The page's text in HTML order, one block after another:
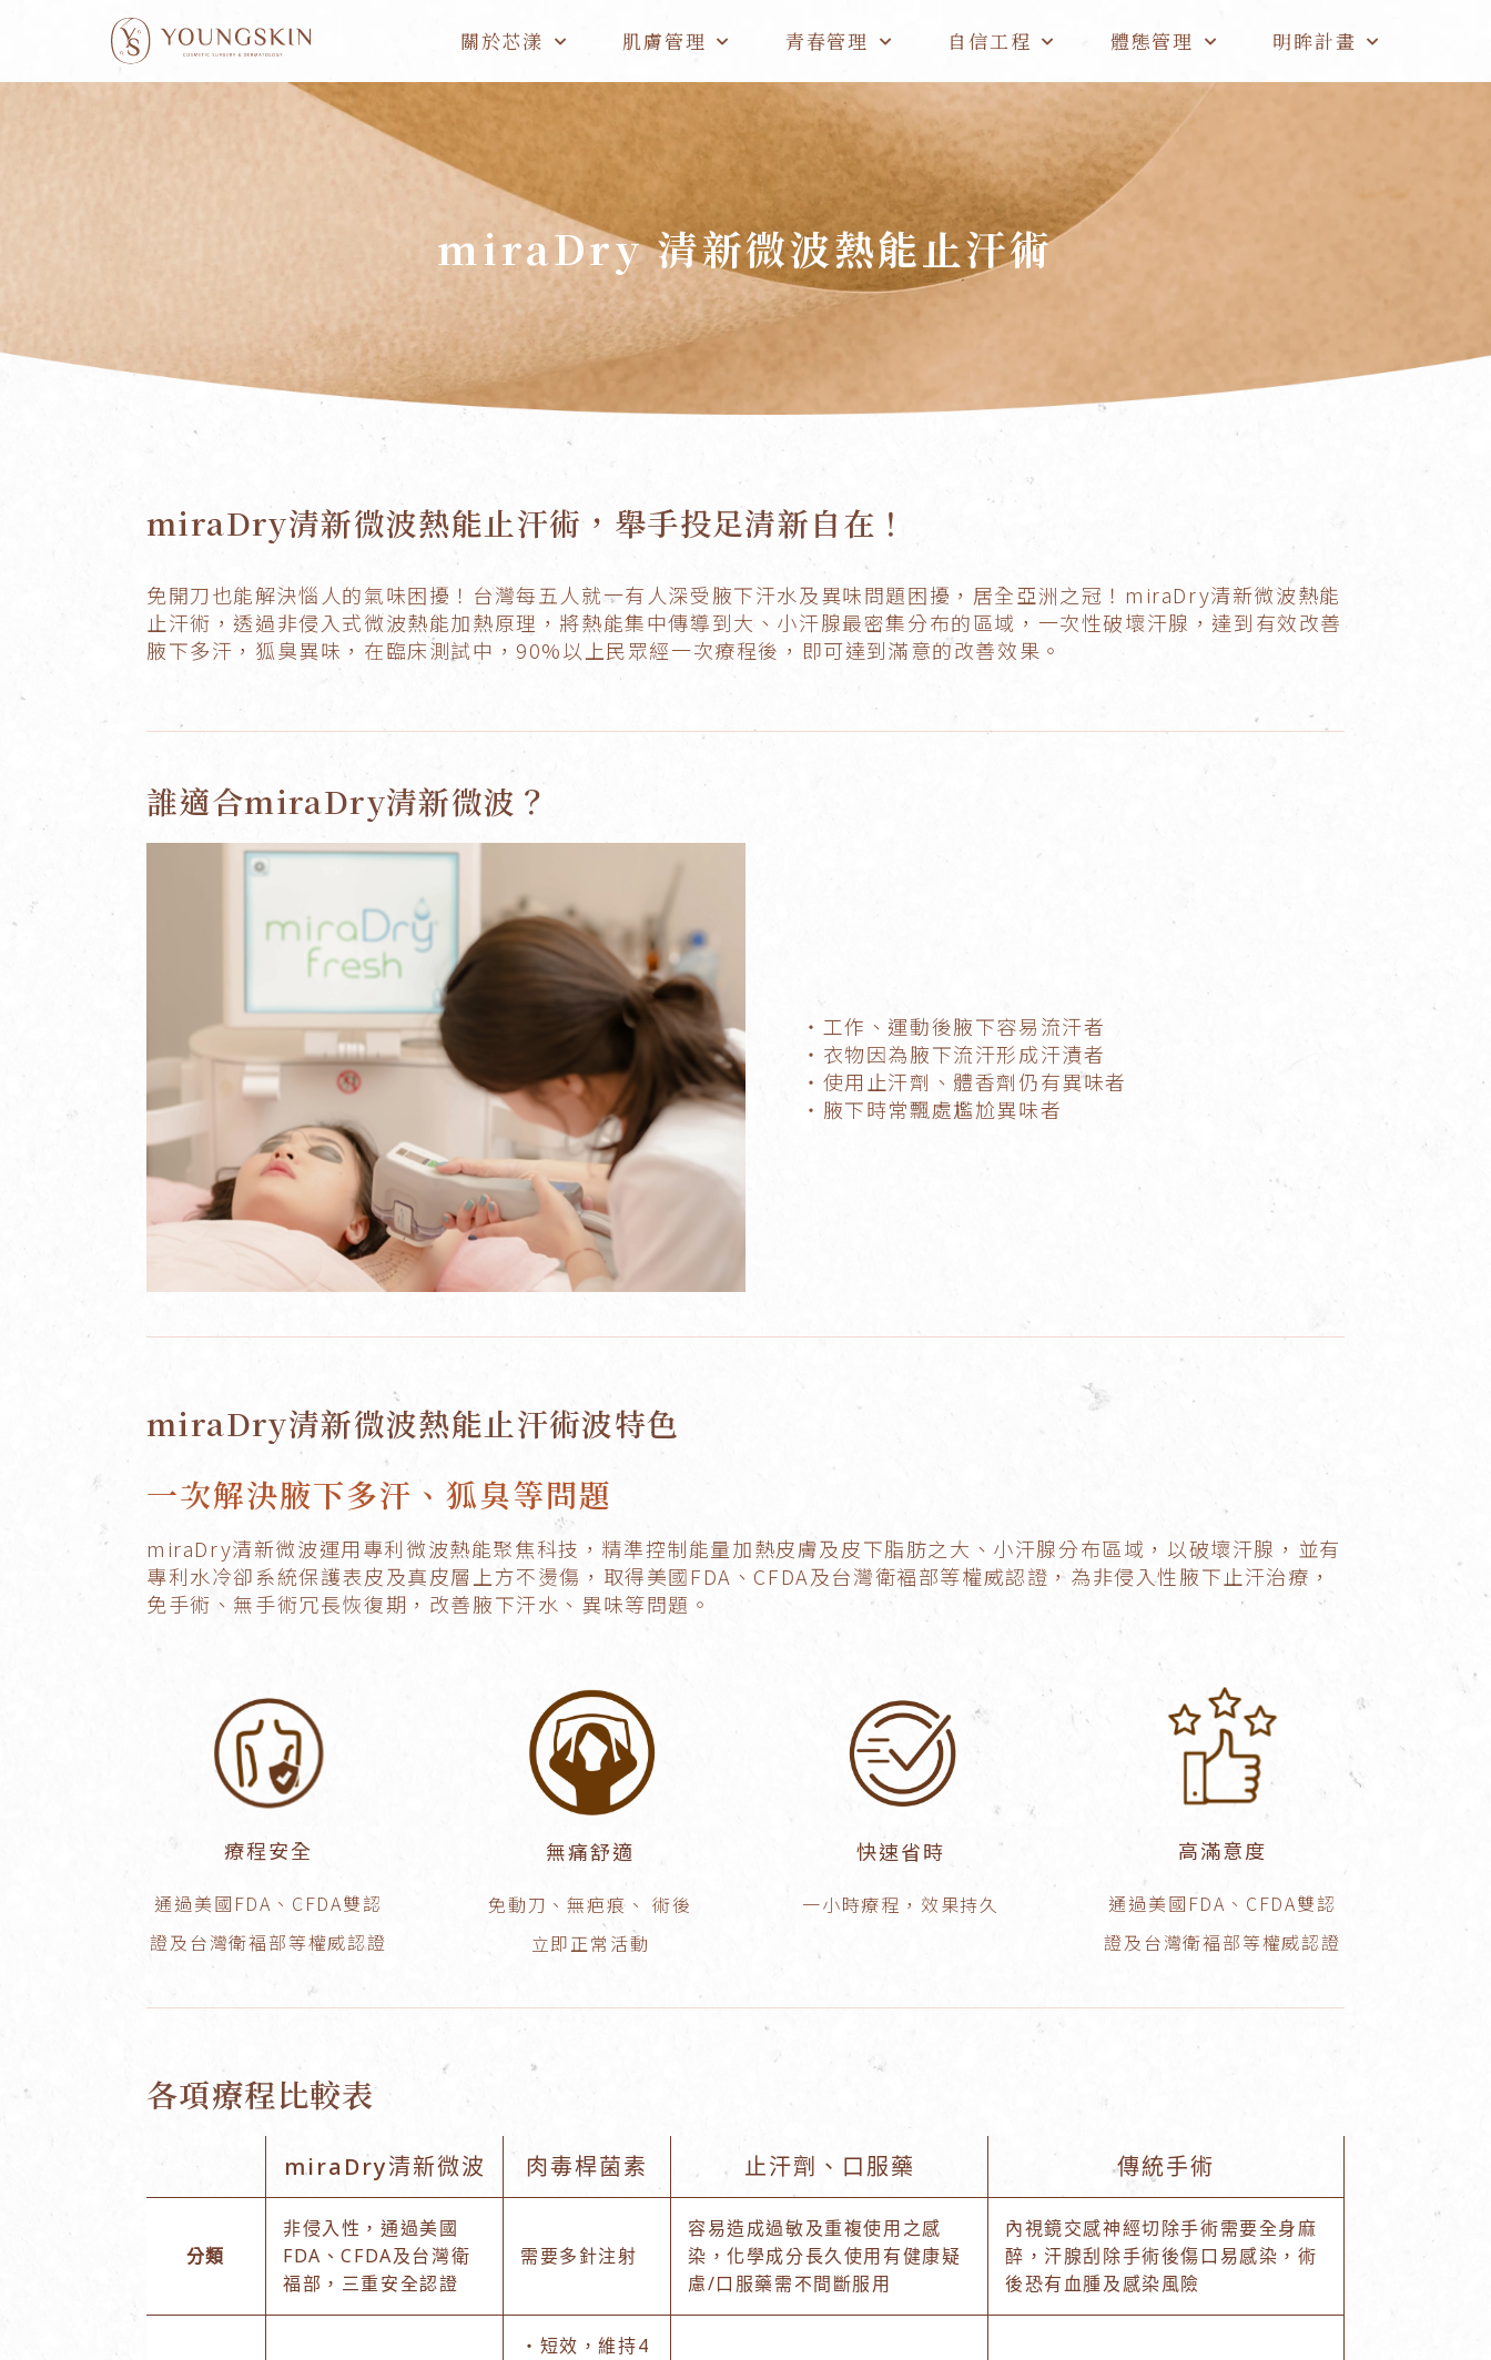
關於芯漾 肌膚管理 青春管理 自信工程 體態管理 明眸計畫
miraDry 清新微波熱能止汗術
miraDry清新微波熱能止汗術，舉手投足清新自在！
免開刀也能解決惱人的氣味困擾！台灣每五人就一有人深受腋下汗水及異味問題困擾，居全亞洲之冠！miraDry清新微波熱能
止汗術，透過非侵入式微波熱能加熱原理，將熱能集中傳導到大、小汗腺最密集分布的區域，一次性破壞汗腺，達到有效改善
腋下多汗，狐臭異味，在臨床測試中，90%以上民眾經一次療程後，即可達到滿意的改善效果。
誰適合miraDry清新微波？
・工作、運動後腋下容易流汗者
・衣物因為腋下流汗形成汗漬者
・使用止汗劑、體香劑仍有異味者
・腋下時常飄處尷尬異味者
miraDry清新微波熱能止汗術波特色
一次解決腋下多汗、狐臭等問題
miraDry清新微波運用專利微波熱能聚焦科技，精準控制能量加熱皮膚及皮下脂肪之大、小汗腺分布區域，以破壞汗腺，並有
專利水冷卻系統保護表皮及真皮層上方不燙傷，取得美國FDA、CFDA及台灣衛褔部等權威認證，為非侵入性腋下止汗治療，
免手術、無手術冗長恢復期，改善腋下汗水、異味等問題。
療程安全
通過美國FDA、CFDA雙認
證及台灣衛褔部等權威認證
無痛舒適
免動刀、無疤痕、 術後
立即正常活動
快速省時
一小時療程，效果持久
高滿意度
通過美國FDA、CFDA雙認
證及台灣衛褔部等權威認證
各項療程比較表
miraDry清新微波 肉毒桿菌素 止汗劑、口服藥 傳統手術
分類
非侵入性，通過美國
FDA、CFDA及台灣衛
福部，三重安全認證
需要多針注射
容易造成過敏及重複使用之感
染，化學成分長久使用有健康疑
慮/口服藥需不間斷服用
內視鏡交感神經切除手術需要全身麻
醉，汗腺刮除手術後傷口易感染，術
後恐有血腫及感染風險
・短效，維持4